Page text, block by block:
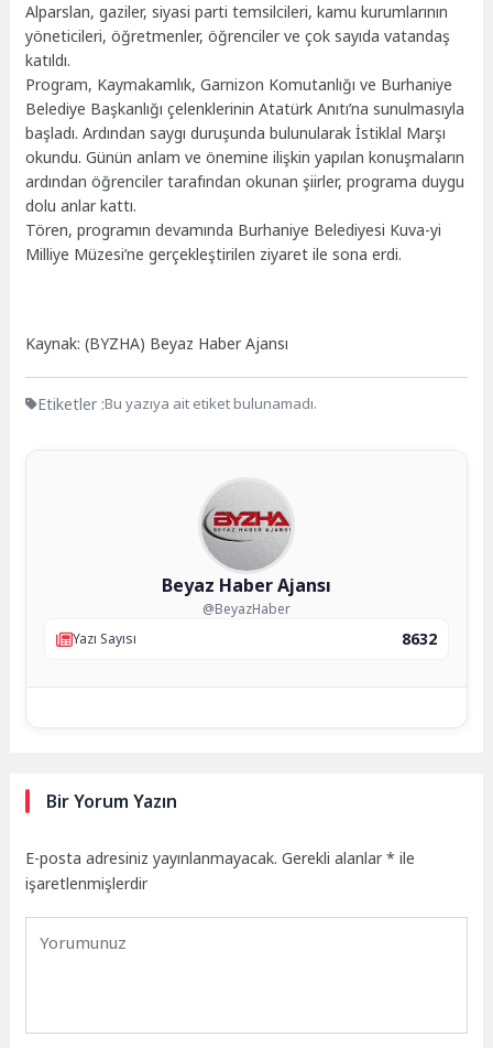
Alparslan, gaziler, siyasi parti temsilcileri, kamu kurumlarının
yöneticileri, öğretmenler, öğrenciler ve çok sayıda vatandaş
katıldı.
Program, Kaymakamlık, Garnizon Komutanlığı ve Burhaniye
Belediye Başkanlığı çelenklerinin Atatürk Anıtı’na sunulmasıyla
başladı. Ardından saygı duruşunda bulunularak İstiklal Marşı
okundu. Günün anlam ve önemine ilişkin yapılan konuşmaların
ardından öğrenciler tarafından okunan şiirler, programa duygu
dolu anlar kattı.
Tören, programın devamında Burhaniye Belediyesi Kuva-yi
Milliye Müzesi’ne gerçekleştirilen ziyaret ile sona erdi.
Kaynak: (BYZHA) Beyaz Haber Ajansı
Etiketler :Bu yazıya ait etiket bulunamadı.
Beyaz Haber Ajansı
@BeyazHaber
Yazı Sayısı
8632
Bir Yorum Yazın
E-posta adresiniz yayınlanmayacak. Gerekli alanlar* ile
işaretlenmişlerdir